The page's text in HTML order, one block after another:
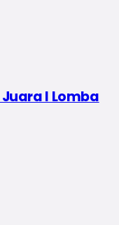
I Lomba